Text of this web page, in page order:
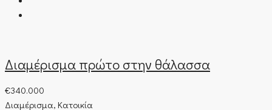
Διαμέρισμα πρώτο στην θάλασσα
€340.000
Διαμέρισμα, Κατοικία